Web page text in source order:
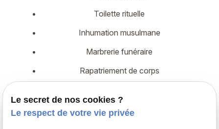
Toilette rituelle
Inhumation musulmane
Marbrerie funéraire
Rapatriement de corps
Assurance décès
Le secret de nos cookies ?
Le respect de votre vie privée